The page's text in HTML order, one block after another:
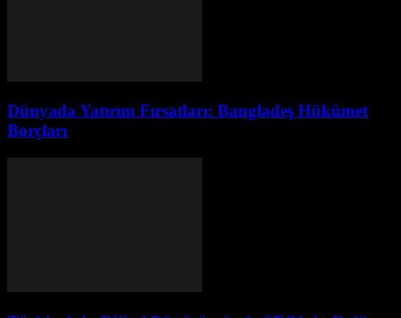
Dünyada Yatırım Fırsatları: Bangladeş Hükümet
Borçları